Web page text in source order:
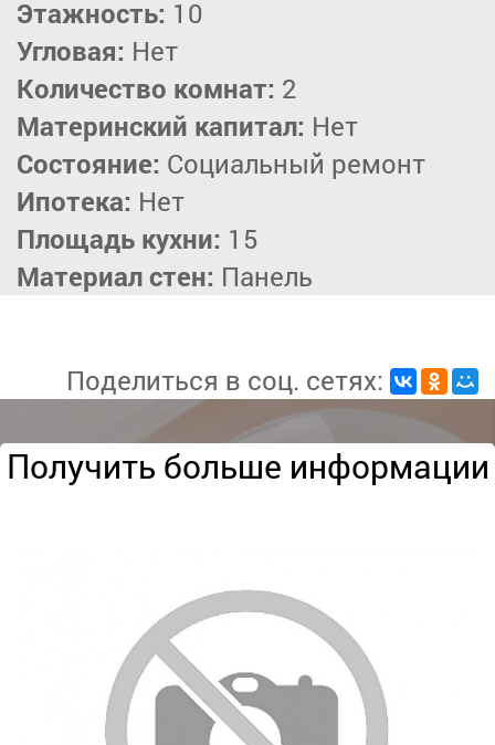
Этажность: 10
Угловая: Нет
Количество комнат: 2
Материнский капитал: Нет
Состояние: Социальный ремонт
Ипотека: Нет
Площадь кухни: 15
Материал стен: Панель
Поделиться в соц. сетях:
Получить больше информации